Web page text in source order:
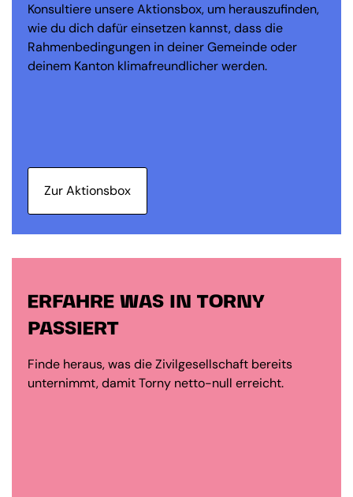
Konsultiere unsere Aktionsbox, um herauszufinden,
wie du dich dafür einsetzen kannst, dass die
Rahmenbedingungen in deiner Gemeinde oder
deinem Kanton klimafreundlicher werden.
Zur Aktionsbox
ERFAHRE WAS IN TORNY
PASSIERT
Finde heraus, was die Zivilgesellschaft bereits
unternimmt, damit Torny netto-null erreicht.